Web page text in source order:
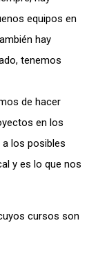
equipos en
hay
tenemos
de hacer
en los
los posibles
y es lo que nos
cursos son